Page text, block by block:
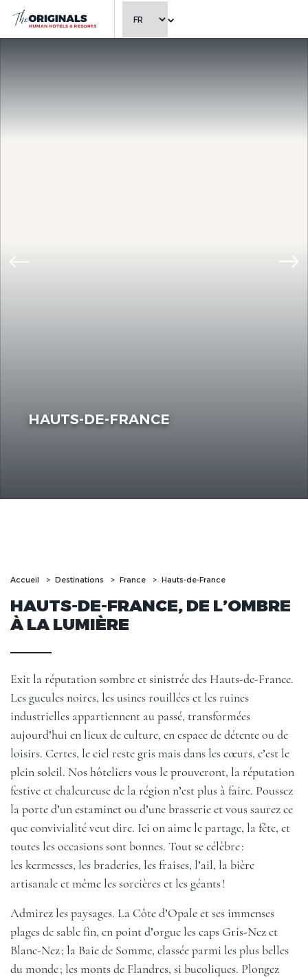
CHOISIR LA LANGUE
HAUTS-DE-FRANCE
Accueil Destinations France Hauts-de-France
HAUTS-DE-FRANCE, DE L’OMBRE
À LA LUMIÈRE
Exit la réputation sombre et sinistrée des Hauts-de-France.
Les gueules noires, les usines rouillées et les ruines
industrielles appartiennent au passé, transformées
aujourd’hui en lieux de culture, en espace de détente ou de
loisirs. Certes, le ciel reste gris mais dans les cœurs, c’est le
plein soleil. Nos hôteliers vous le prouveront, la réputation
festive et chaleureuse de la région n’est plus à faire. Poussez
la porte d’un estaminet ou d’une brasserie et vous saurez ce
que convivialité veut dire. Ici on aime le partage, la fête, et
toutes les occasions sont bonnes. Tout se célèbre :
les kermesses, les braderies, les fraises, l’ail, la bière
artisanale et même les sorcières et les géants !
Admirez les paysages. La Côte d’Opale et ses immenses
plages de sable fin, en point d’orgue les caps Gris-Nez et
Blanc-Nez ; la Baie de Somme, classée parmi les plus belles
du monde ; les monts de Flandres, si bucoliques. Plongez